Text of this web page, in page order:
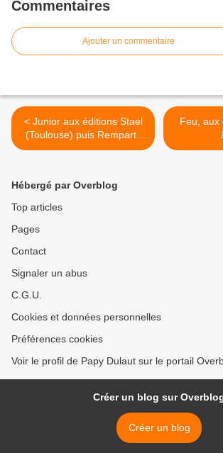
Commentaires
Ajouter un commentaire
< Junior aux éditions Stael
(Toulouse) puis Remparts
(Lyon)
Feu, aux
Hébergé par Overblog
Top articles
Pages
Contact
Signaler un abus
C.G.U.
Cookies et données personnelles
Préférences cookies
Voir le profil de Papy Dulaut sur le portail
Créer un blog sur
Créer un blog